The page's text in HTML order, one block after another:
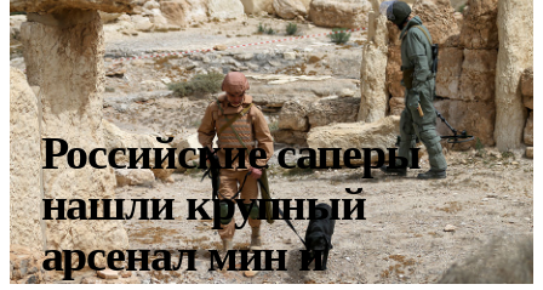
Российские саперы
нашли крупный
арсенал мин и